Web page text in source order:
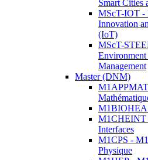
Smart Cities
MScT-IOT -
Innovation
(IoT)
MScT-
Management
Master (DNM)
M1BIOHEA
M1CHEINT
Interfaces
M1CPS -
Physique